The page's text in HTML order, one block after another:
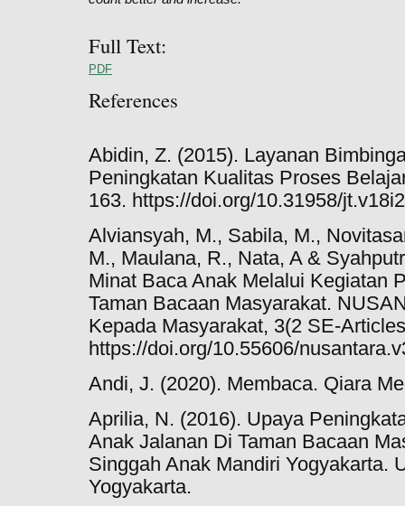
Full Text:
PDF
References
Abidin, Z. (2015). Layanan
Peningkatan Kualitas Proses
163. https://doi.org/10.31958/
Alviansyah, M., Sabila, M.,
M., Maulana, R., Nata, A &
Minat Baca Anak Melalui Kegiatan
Taman Bacaan Masyarakat.
Kepada Masyarakat, 3(2 SE-
https://doi.org/10.55606/
Andi, J. (2020). Membaca. Qiara
Aprilia, N. (2016). Upaya
Anak Jalanan Di Taman Bacaan
Singgah Anak Mandiri Yogyakarta.
Yogyakarta.